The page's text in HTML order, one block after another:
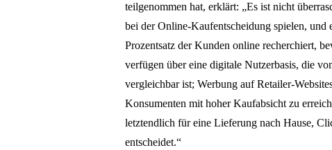
teilgenommen hat, erklärt: „Es ist nicht
bei der Online-Kaufentscheidung spielen, und
Prozentsatz der Kunden online recherchiert,
verfügen über eine digitale Nutzerbasis, die
vergleichbar ist; Werbung auf Retailer-
Konsumenten mit hoher Kaufabsicht zu
letztendlich für eine Lieferung nach Hause,
entscheidet.“